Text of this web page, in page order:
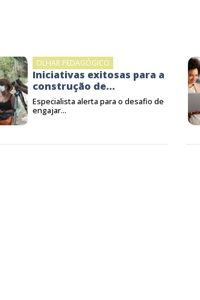
OLHAR PEDAGÓGICO
Iniciativas exitosas para a
construção de...
Especialista alerta para o desafio de
engajar...